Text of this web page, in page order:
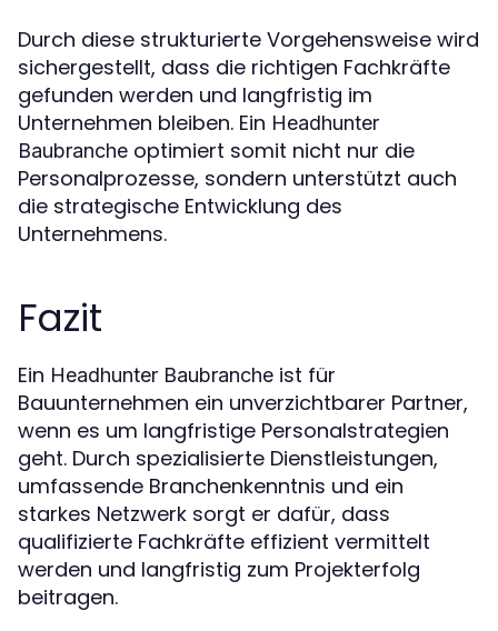
Durch diese strukturierte Vorgehensweise wird
sichergestellt, dass die richtigen Fachkräfte
gefunden werden und langfristig im
Unternehmen bleiben. Ein Headhunter
Baubranche optimiert somit nicht nur die
Personalprozesse, sondern unterstützt auch
die strategische Entwicklung des
Unternehmens.
Fazit
Ein Headhunter Baubranche ist für
Bauunternehmen ein unverzichtbarer Partner,
wenn es um langfristige Personalstrategien
geht. Durch spezialisierte Dienstleistungen,
umfassende Branchenkenntnis und ein
starkes Netzwerk sorgt er dafür, dass
qualifizierte Fachkräfte effizient vermittelt
werden und langfristig zum Projekterfolg
beitragen.